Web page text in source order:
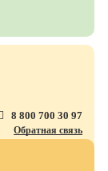
8 800 700 30 97
Обратная связь